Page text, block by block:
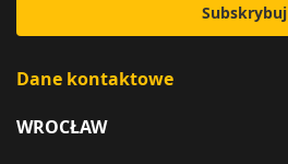
Subskrybuj
Dane kontaktowe
WROCŁAW